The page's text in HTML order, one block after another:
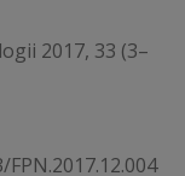
2017, 33 (3–
FPN.2017.12.004